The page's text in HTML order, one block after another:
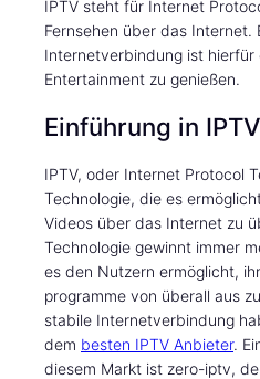
IPTV steht für Internet
Fernsehen über das Internet.
Internetverbindung ist hierfür
Entertainment zu genießen.
Einführung in IPTV
IPTV, oder Internet Protocol
Technologie, die es
Videos über das Internet zu
Technologie gewinnt immer
es den Nutzern ermöglicht,
programme von überall aus
stabile Internetverbindung
dem besten IPTV Anbieter.
diesem Markt ist zero-iptv,